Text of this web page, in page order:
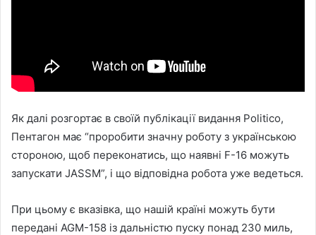
Як далі розгортає в своїй публікації видання Politico,
Пентагон має “проробити значну роботу з українською
стороною, щоб переконатись, що наявні F-16 можуть
запускати JASSM”, і що відповідна робота уже ведеться.
При цьому є вказівка, що нашій країні можуть бути
передані AGM-158 із дальністю пуску понад 230 миль,